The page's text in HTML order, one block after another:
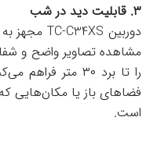
۳. قابلیت دید در شب
مشاهده تصاویر واضح و
را تا برد ۳۰ متر
فضاهای باز یا مکان‌هایی
است.